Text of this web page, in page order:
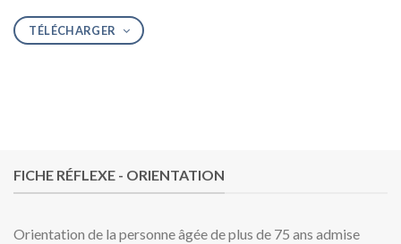
TÉLÉCHARGER
FICHE RÉFLEXE - ORIENTATION
Orientation de la personne âgée de plus de 75 ans admise